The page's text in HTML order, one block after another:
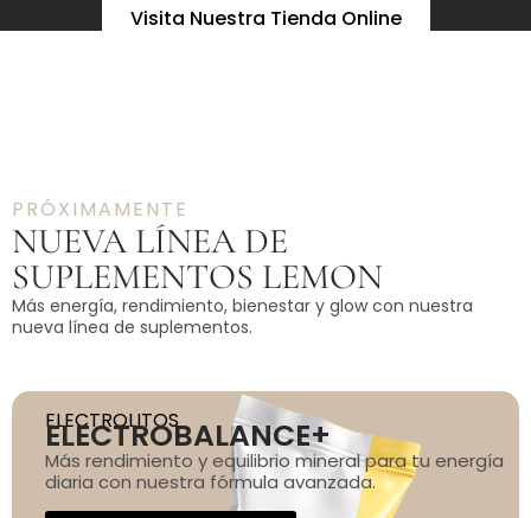
Visita Nuestra Tienda Online
PRÓXIMAMENTE
NUEVA LÍNEA DE
SUPLEMENTOS LEMON
Más energía, rendimiento, bienestar y glow con nuestra
nueva línea de suplementos.
ELECTROLITOS
ELECTROBALANCE+
Más rendimiento y equilibrio mineral para tu energía
diaria con nuestra fórmula avanzada.